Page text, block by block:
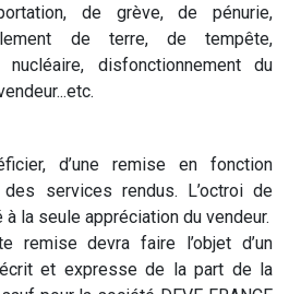
de grève, de pénurie,
de terre, de tempête,
nucléaire, disfonctionnement du
d’une remise en fonction
services rendus. L’octroi de
la seule appréciation du vendeur.
remise devra faire l’objet d’un
et expresse de la part de la